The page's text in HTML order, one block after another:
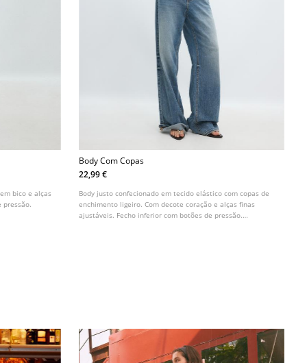
bico e alças
pressão.
Body Com Copas
22,99 €
Body justo confecionado em tecido elástico com copas de
enchimento ligeiro. Com decote coração e alças finas
ajustáveis. Fecho inferior com botões de pressão.